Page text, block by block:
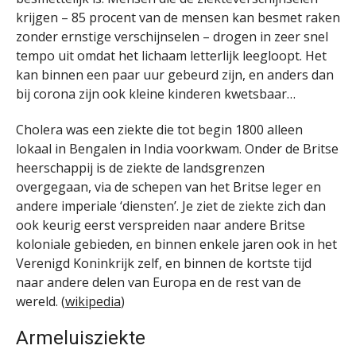
krijgen – 85 procent van de mensen kan besmet raken
zonder ernstige verschijnselen – drogen in zeer snel
tempo uit omdat het lichaam letterlijk leegloopt. Het
kan binnen een paar uur gebeurd zijn, en anders dan
bij corona zijn ook kleine kinderen kwetsbaar…
Cholera was een ziekte die tot begin 1800 alleen
lokaal in Bengalen in India voorkwam. Onder de Britse
heerschappij is de ziekte de landsgrenzen
overgegaan, via de schepen van het Britse leger en
andere imperiale ‘diensten’. Je ziet de ziekte zich dan
ook keurig eerst verspreiden naar andere Britse
koloniale gebieden, en binnen enkele jaren ook in het
Verenigd Koninkrijk zelf, en binnen de kortste tijd
naar andere delen van Europa en de rest van de
wereld. (wikipedia)
Armeluisziekte